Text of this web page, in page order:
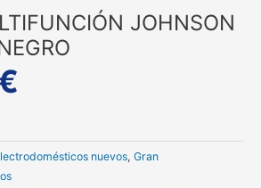
JOHNSON
nuevos, Gran